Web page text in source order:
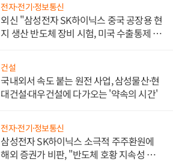
전자·전기·정보통신
외신 "삼성전자 SK하이닉스 중국 공장용 현
지 생산 반도체 장비 시험, 미국 수출통제 대
건설
국내외서 속도 붙는 원전 사업, 삼성물산·현
대건설·대우건설에 다가오는 '약속의 시간'
전자·전기·정보통신
삼성전자 SK하이닉스 소극적 주주환원에
해외 증권가 비판, "반도체 호황 지속성 의